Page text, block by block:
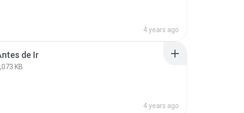
4 years ago
de Ir
KB
4 years ago